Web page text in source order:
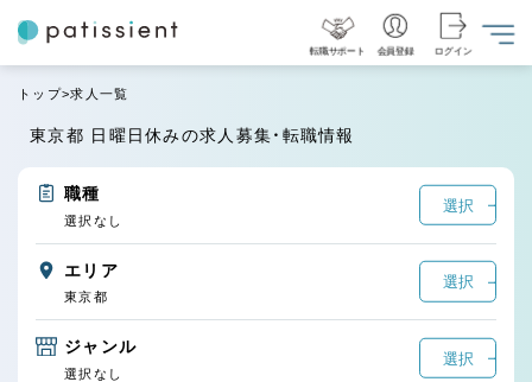
転職サポート 会員登録 ログイン
トップ 求人一覧
東京都 日曜日休みの求人募集・転職情報
職種
選択
選択なし
エリア
選択
東京都
ジャンル
選択
選択なし